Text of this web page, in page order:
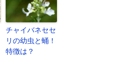
チャイバネセセ
リの幼虫と蛹！
特徴は？